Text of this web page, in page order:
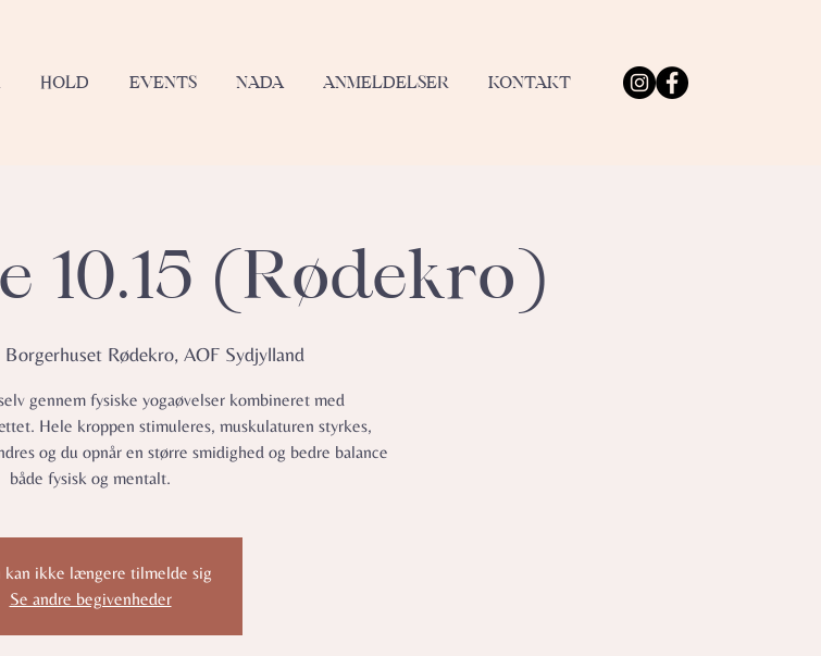
HOLD EVENTS NADA ANMELDELSER KONTAKT
10.15 (Rødekro)
Borgerhuset Rødekro, AOF Sydjylland
gennem fysiske yogaøvelser kombineret med
Hele kroppen stimuleres, muskulaturen styrkes,
og du opnår en større smidighed og bedre balance
både fysisk og mentalt.
kan ikke længere tilmelde sig
Se andre begivenheder